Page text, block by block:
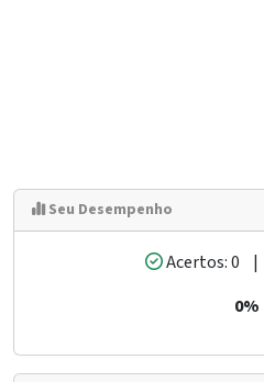
Seu Desempenho
Acertos: 0 |
0%